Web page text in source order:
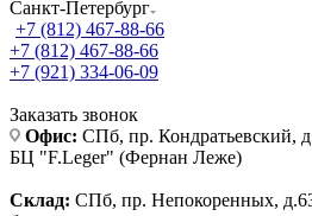
Санкт-Петербург
+7 (812) 467-88-66
+7 (812) 467-88-66
+7 (921) 334-06-09
Заказать звонок
Офис: СПб, пр. Кондратьевский,
БЦ "F.Leger" (Фернан Леже)
Склад: СПб, пр. Непокоренных,